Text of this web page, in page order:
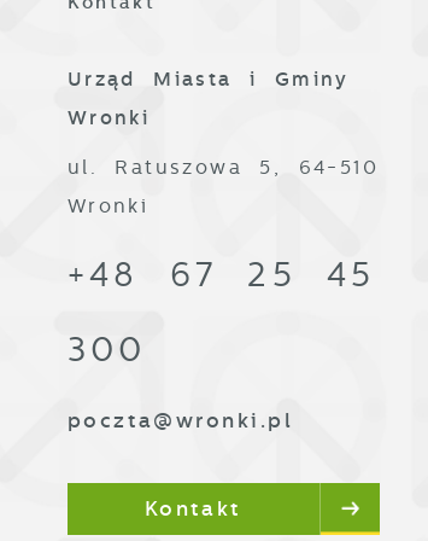
Urząd Miasta i Gminy
Wronki
ul. Ratuszowa 5, 64-510
Wronki
+48 67 25 45
300
poczta@wronki.pl
Kontakt